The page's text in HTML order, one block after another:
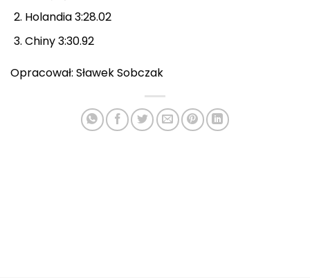
Holandia 3:28.02
Chiny 3:30.92
Opracował: Sławek Sobczak